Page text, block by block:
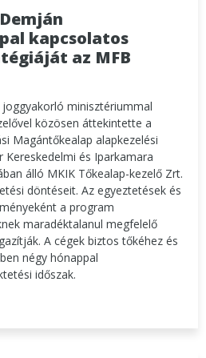
kapcsolatos
az MFB
minisztériummal
közösen áttekintette a
Magántőkealap alapkezelési
és Iparkamara
álló MKIK Tőkealap-kezelő Zrt.
döntéseit. Az egyeztetések és
a program
maradéktalanul megfelelő
A cégek biztos tőkéhez és
négy hónappal
időszak.